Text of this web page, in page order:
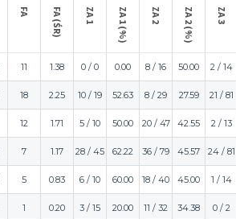
FA FA (ŚR) ZA 1 ZA 1 (%) ZA 2 ZA 2 (%) ZA 3
11 1.38 0 / 0 0.00 8 / 16 50.00 2 / 14
18 2.25 10 / 19 52.63 8 / 29 27.59 21 / 81
12 1.71 5 / 10 50.00 20 / 47 42.55 2 / 13
7 1.17 28 / 45 62.22 36 / 79 45.57 24 / 81
5 0.83 6 / 10 60.00 18 / 40 45.00 1 / 14
1 0.20 3 / 15 20.00 11 / 32 34.38 0 / 2